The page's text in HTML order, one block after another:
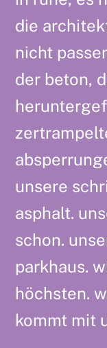
die
nicht
der beton,
unsere
asphalt.
schon.
parkhaus.
höchsten.
kommt mit